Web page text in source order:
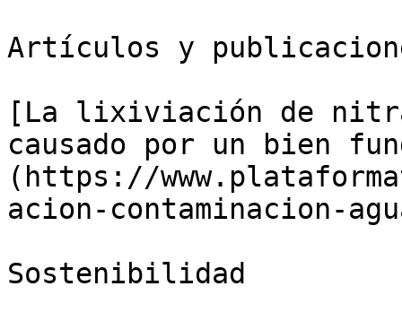
Artículos y
[La lixiviación de
causado por un bien
(https://
acion-contaminacion-
Sostenibilidad